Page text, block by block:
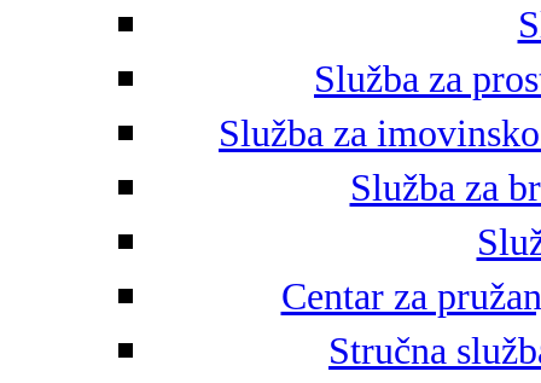
Služba za
Služba za
Služba za
Centar za
Stručna